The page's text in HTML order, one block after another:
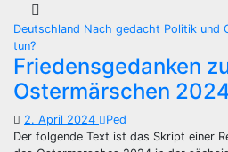
Deutschland Nach gedacht Politik und
tun?
Friedensgedanken
Ostermärschen
2. April 2024
Ped
Der folgende Text ist das Skript einer